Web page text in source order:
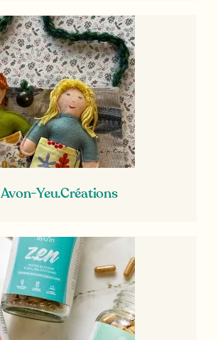
Avon-Yeu.Créations